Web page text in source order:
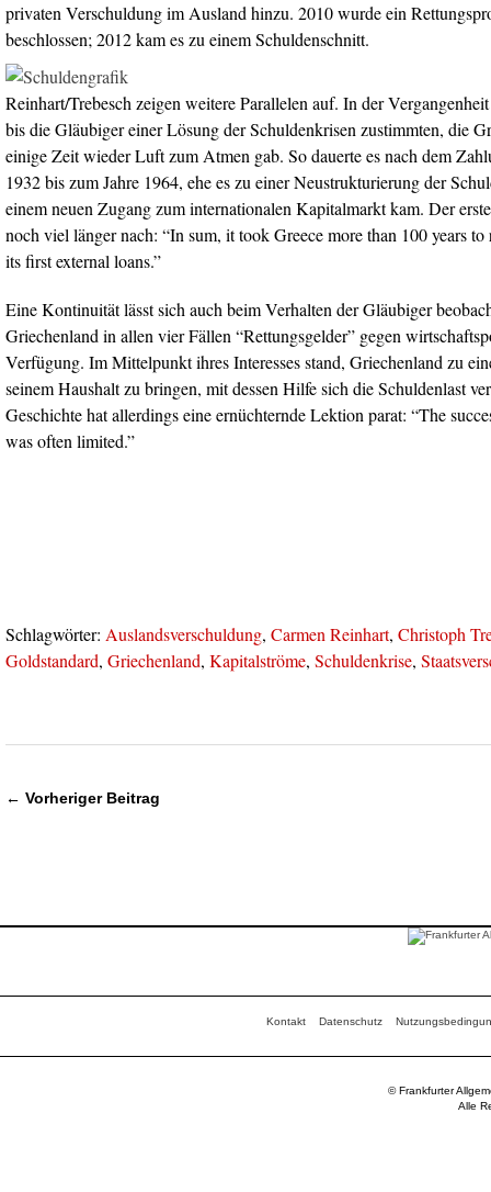
privaten Verschuldung im Ausland hinzu. 2010 wurde ein
beschlossen; 2012 kam es zu einem Schuldenschnitt.
Reinhart/Trebesch zeigen weitere Parallelen auf. In der
bis die Gläubiger einer Lösung der Schuldenkrisen zustimmten, die
einige Zeit wieder Luft zum Atmen gab. So dauerte es nach dem
1932 bis zum Jahre 1964, ehe es zu einer Neustrukturierung der
einem neuen Zugang zum internationalen Kapitalmarkt kam. Der
noch viel länger nach: “In sum, it took Greece more than 100 years
its first external loans.”
Eine Kontinuität lässt sich auch beim Verhalten der Gläubiger
Griechenland in allen vier Fällen “Rettungsgelder” gegen
Verfügung. Im Mittelpunkt ihres Interesses stand, Griechenland zu
seinem Haushalt zu bringen, mit dessen Hilfe sich die Schuldenlast
Geschichte hat allerdings eine ernüchternde Lektion parat: “The
was often limited.”
Schlagwörter: Auslandsverschuldung, Carmen Reinhart, Christoph
Goldstandard, Griechenland, Kapitalströme, Schuldenkrise,
← Vorheriger Beitrag
Kontakt Datenschutz
© Frankfurter
Alle